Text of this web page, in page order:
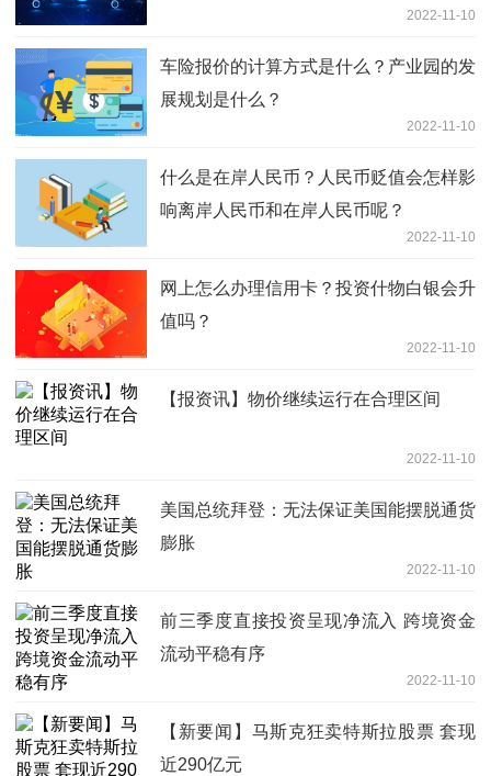
2022-11-10
车险报价的计算方式是什么？产业园的发
展规划是什么？
2022-11-10
什么是在岸人民币？人民币贬值会怎样影
响离岸人民币和在岸人民币呢？
2022-11-10
网上怎么办理信用卡？投资什物白银会升
值吗？
2022-11-10
【报资讯】物价继续运行在合理区间
2022-11-10
美国总统拜登：无法保证美国能摆脱通货
膨胀
2022-11-10
前三季度直接投资呈现净流入 跨境资金
流动平稳有序
2022-11-10
【新要闻】马斯克狂卖特斯拉股票 套现
近290亿元